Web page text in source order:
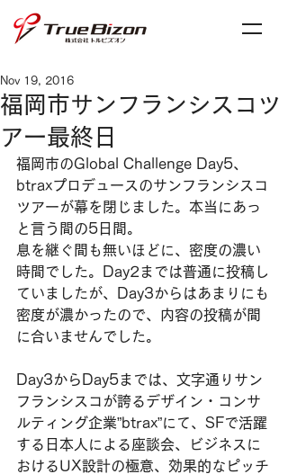
福岡市サンフランシスコツ
アー最終日
Nov 19, 2016
福岡市のGlobal Challenge Day5、
btraxプロデュースのサンフランシスコ
ツアーが幕を閉じました。本当にあっ
と言う間の5日間。
息を継ぐ間も無いほどに、密度の濃い
時間でした。Day2までは普通に投稿し
ていましたが、Day3からはあまりにも
密度が濃かったので、内容の投稿が間
に合いませんでした。
Day3からDay5までは、文字通りサン
フランシスコが誇るデザイン・コンサ
ルティング企業”btrax”にて、SFで活躍
する日本人による座談会、ビジネスに
おけるUX設計の極意、効果的なピッチ